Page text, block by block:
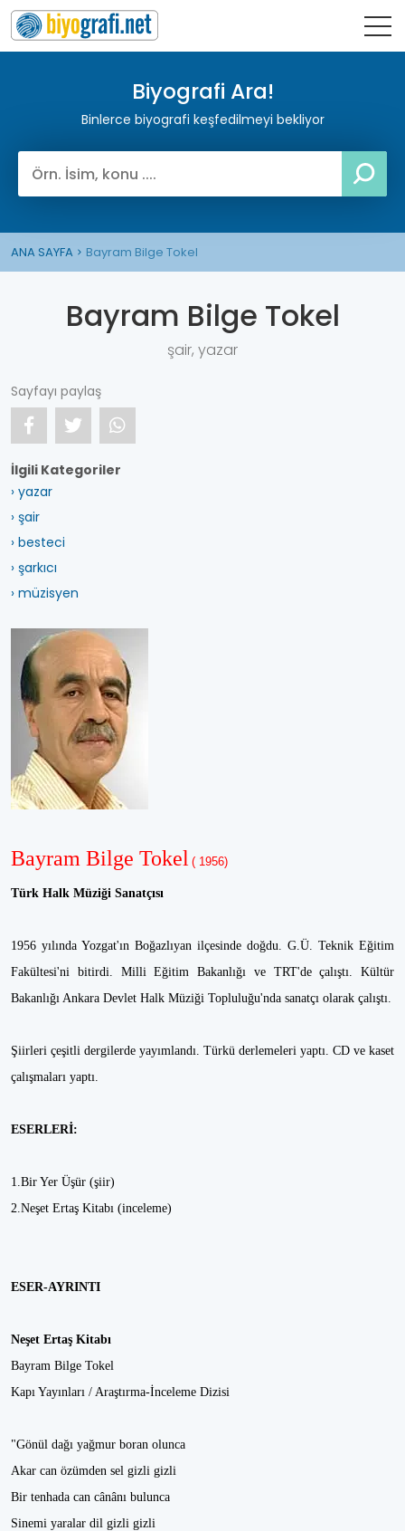
Biyografi Ara!
Binlerce biyografi keşfedilmeyi bekliyor
ANA SAYFA Bayram Bilge Tokel
Bayram Bilge Tokel
şair, yazar
Sayfayı paylaş
İlgili Kategoriler
› yazar
› şair
› besteci
› şarkıcı
› müzisyen
Bayram Bilge Tokel ( 1956)
Türk Halk Müziği Sanatçısı
1956 yılında Yozgat'ın Boğazlıyan ilçesinde doğdu. G.Ü. Teknik Eğitim
Fakültesi'ni bitirdi. Milli Eğitim Bakanlığı ve TRT'de çalıştı. Kültür
Bakanlığı Ankara Devlet Halk Müziği Topluluğu'nda sanatçı olarak çalıştı.
Şiirleri çeşitli dergilerde yayımlandı. Türkü derlemeleri yaptı. CD ve kaset
çalışmaları yaptı.
ESERLERİ:
1.Bir Yer Üşür (şiir)
2.Neşet Ertaş Kitabı (inceleme)
ESER-AYRINTI
Neşet Ertaş Kitabı
Bayram Bilge Tokel
Kapı Yayınları / Araştırma-İnceleme Dizisi
"Gönül dağı yağmur boran olunca
Akar can özümden sel gizli gizli
Bir tenhada can cânânı bulunca
Sinemi yaralar dil gizli gizli